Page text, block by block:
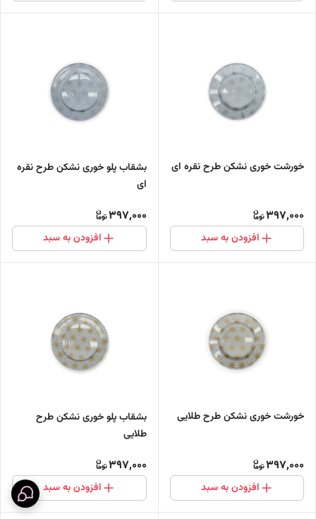
خورشت خوری نشکن طرح نقره ای
397,000
افزودن به سبد
بشقاب پلو خوری نشکن طرح نقره
ای
397,000
افزودن به سبد
خورشت خوری نشکن طرح طلایی
397,000
افزودن به سبد
بشقاب پلو خوری نشکن طرح
طلایی
397,000
افزودن به سبد